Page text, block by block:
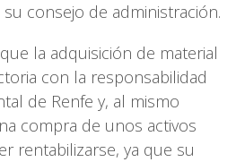
consejo de administración.
la adquisición de material
con la responsabilidad
de Renfe y, al mismo
compra de unos activos
rentabilizarse, ya que su